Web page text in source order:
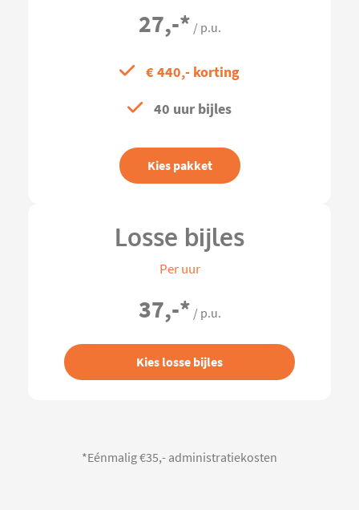
27,-* / p.u.
€ 440,- korting
40 uur bijles
Kies pakket
Losse bijles
Per uur
37,-* / p.u.
Kies losse bijles
*Eénmalig €35,- administratiekosten